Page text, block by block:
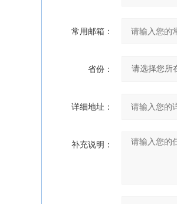
常用邮箱：
省份：
详细地址：
补充说明：